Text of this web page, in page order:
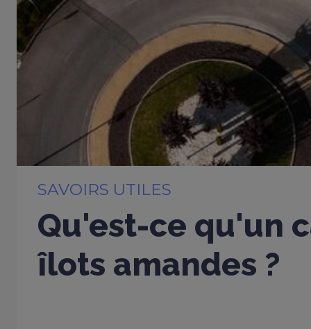
SAVOIRS UTILES
Qu'est-ce qu'un
îlots amandes ?